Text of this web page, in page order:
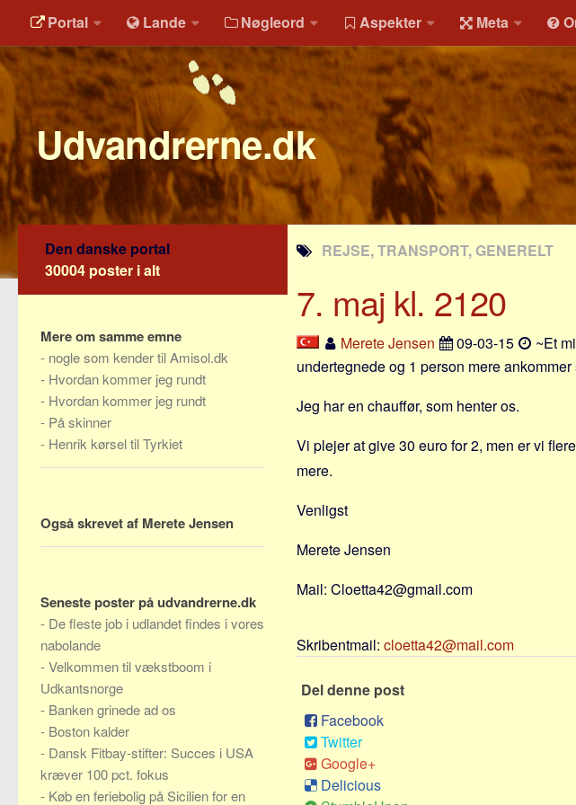
Portal Lande Nøgleord Aspekter Meta
Udvandrerne.dk
REJSE, TRANSPORT, GENERELT
7. maj kl. 2120
Merete Jensen 09-03-15
~Et
undertegnede og 1 person mere
Jeg har en chauffør, som henter os.
Vi plejer at give 30 euro for 2, men er vi
mere.
Venligst
Merete Jensen
Mail: Cloetta42@gmail.com
Skribentmail: cloetta42@mail.com
Del denne post
Facebook
Twitter
Google+
Delicious
Den danske portal
30004 poster i alt
Mere om samme emne
- nogle som kender til Amisol.dk
- Hvordan kommer jeg rundt
- Hvordan kommer jeg rundt
- På skinner
- Henrik kørsel til Tyrkiet
Også skrevet af Merete Jensen
Seneste poster på udvandrerne.dk
- De fleste job i udlandet findes i vores
nabolande
-Velkommen til vækstboom i
Udkantsnorge
- Banken grinede ad os
- Boston kalder
- Dansk Fitbay-stifter: Succes i USA
kræver 100 pct. fokus
- Køb en feriebolig på Sicilien for en